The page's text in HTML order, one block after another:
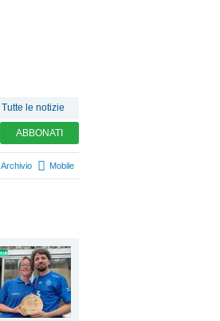
Tutte le notizie
ABBONATI
Archivio Mobile